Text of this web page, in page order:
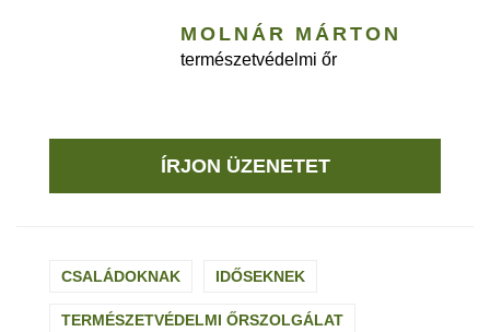
MOLNÁR MÁRTON
természetvédelmi őr
ÍRJON ÜZENETET
CSALÁDOKNAK IDŐSEKNEK
TERMÉSZETVÉDELMI ŐRSZOLGÁLAT